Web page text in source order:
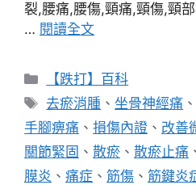
裂,腰痛,腰傷,頸痛,頸傷,頸
… 閱讀全文
分
類
【跌打】百科
標
籤
去瘀消腫 、坐骨神經痛
手腳痹痛 、 損傷內證 、 改善
關節緊固 、 散瘀 、 散瘀止痛
膜炎 、 痛症 、 筋傷 、 筋鍵炎